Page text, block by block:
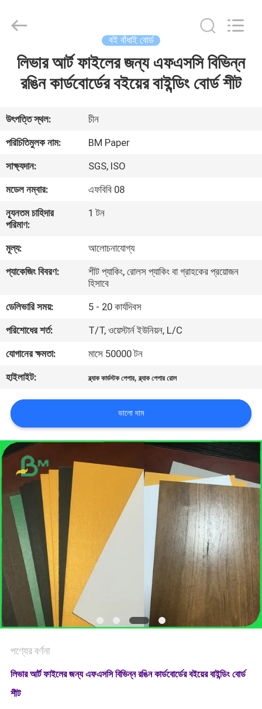
বাড়ি
আমাদের
সম্বন্ধে
কারখানা
পরিদর্শন
গুণমান
নিয়ন্ত্রণ
আমাদের
সাথে
যোগাযোগ
মামলা
সাইট
ম্যাপ
গোপনীয়তা
নীতি
CO.,LTD.
বই বাঁধাই বোর্ড
লিভার আর্ট ফাইলের জন্য এফএসসি বিভিন্ন
রঙিন কার্ডবোর্ডের বইয়ের বাইন্ডিং বোর্ড শীট
উৎপত্তি স্থল:
চীন
পরিচিতিমুলক নাম:
BM Paper
সাক্ষ্যদান:
SGS, ISO
মডেল নম্বার:
এফবিবি 08
ন্যূনতম চাহিদার
পরিমাণ:
1 টন
মূল্য:
আলোচনাযোগ্য
প্যাকেজিং বিবরণ:
শীট প্যাকিং, রোলস প্যাকিং বা গ্রাহকের প্রয়োজন
হিসাবে
ডেলিভারি সময়:
5 - 20 কার্যদিবস
পরিশোধের শর্ত:
T/T, ওয়েস্টার্ন ইউনিয়ন, L/C
যোগানের ক্ষমতা:
মাসে 50000 টন
হাইলাইট:
ব্ল্যাক কার্ডস্টক পেপার,ব্ল্যাক পেপার রোল
ভালো দাম
পণ্যের বর্ণনা
লিভার আর্ট ফাইলের জন্য এফএসসি বিভিন্ন রঙিন কার্ডবোর্ডের বইয়ের বাইন্ডিং বোর্ড
শীট